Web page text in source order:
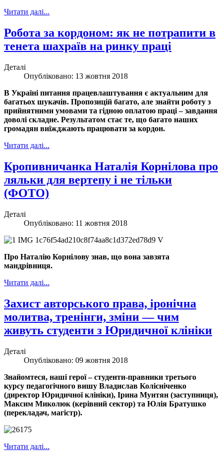
Читати далі...
Робота за кордоном: як не потрапити в
тенета шахраїв на ринку праці
Деталі
Опубліковано: 13 жовтня 2018
В Україні питання працевлаштування є актуальним для
багатьох шукачів. Пропозицій багато, але знайти роботу з
прийнятними умовами та гідною оплатою праці – завдання
доволі складне. Результатом стає те, що багато наших
громадян виїжджають працювати за кордон.
Читати далі...
Кропивничанка Наталія Корнілова про
ляльки для вертепу і не тільки
(ФОТО)
Деталі
Опубліковано: 11 жовтня 2018
Про Наталію Корнілову знав, що вона завзята
мандрівниця.
Читати далі...
Захист авторського права, іронічна
молитва, тренінги, зміни — чим
живуть студенти з Юридичної клініки
Деталі
Опубліковано: 09 жовтня 2018
Знайомтеся, наші герої – студенти-правники третього
курсу педагогічного вишу Владислав Колісніченко
(директор Юридичної клініки), Ірина Мунтян (заступниця),
Максим Миколюк (керівний сектор) та Юлія Братушко
(перекладач, магістр).
Читати далі...